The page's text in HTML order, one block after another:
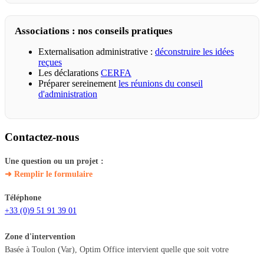
Associations : nos conseils pratiques
Externalisation administrative : déconstruire les idées
reçues
Les déclarations CERFA
Préparer sereinementles réunions du conseil
d'administration
Contactez-nous
Une question ou un projet :
➜ Remplir le formulaire
Téléphone
+33 (0)9 51 91 39 01
Zone d'intervention
Basée à Toulon (Var), Optim Office intervient quelle que soit votre